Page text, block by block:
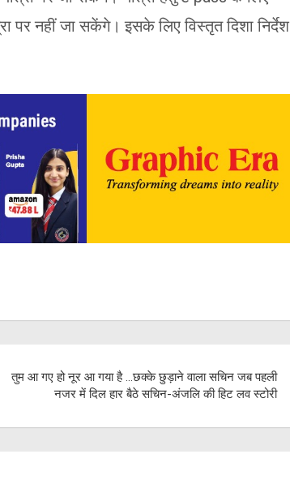
पर नहीं जा सकेंगे। इसके लिए विस्तृत दिशा निर्देश
तुम आ गए हो नूर आ गया है …छक्के छुड़ाने वाला सचिन जब पहली
नजर में दिल हार बैठे सचिन-अंजलि की हिट लव स्टोरी